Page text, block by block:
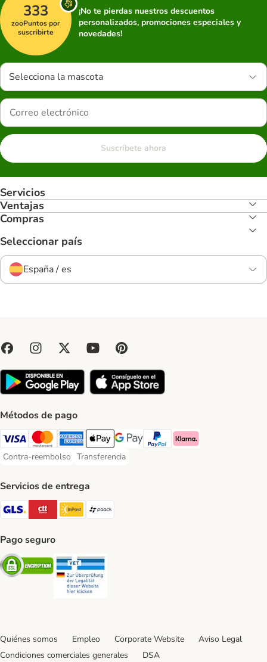
333
zooPuntos por
suscribirte
¡No te pierdas nuestros descuentos
personalizados, promociones especiales y
novedades!
Selecciona la mascota
Suscríbete ahora
Servicios
Ventajas
Compras
Seleccionar país
España / es
Métodos de pago
Visa Payment Method
Mastercard Payment Method
American Express Payment Method
Apple Pay Payment Method
Google Pay Payment Method
PayPal Payment Method
Klarna Payment Method
Contra-reembolso
Contra-reembolso Payment Method
Transferencia
Transferencia Payment Method
Servicios de entrega
GLS Shipping Method
CTTExpress Shipping Method
InPost Shipping Method
paack Shipping Method
Pago seguro
Security
Quiénes somos Empleo Corporate Website
Aviso Legal
Condiciones comerciales generales
DSA